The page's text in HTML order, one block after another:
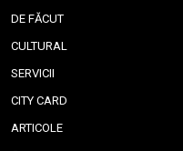
DE FĂCUT
CULTURAL
SERVICII
CITY CARD
ARTICOLE